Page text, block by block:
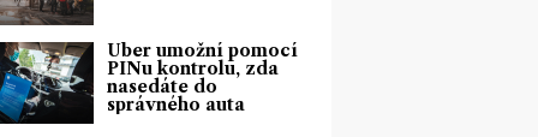
Uber umožní pomocí
PINu kontrolu, zda
nasedáte do
správného auta